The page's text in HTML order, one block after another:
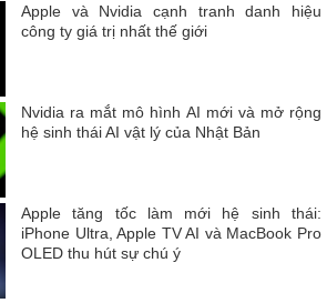
Apple và Nvidia cạnh tranh danh hiệu
công ty giá trị nhất thế giới
Nvidia ra mắt mô hình AI mới và mở rộng
hệ sinh thái AI vật lý của Nhật Bản
Apple tăng tốc làm mới hệ sinh thái:
iPhone Ultra, Apple TV AI và MacBook Pro
OLED thu hút sự chú ý